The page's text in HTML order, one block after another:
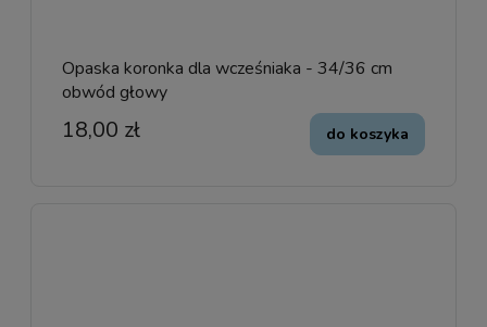
Opaska koronka dla wcześniaka - 34/36 cm
obwód głowy
18,00 zł do koszyka